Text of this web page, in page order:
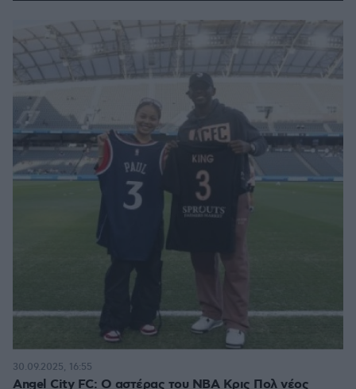
Angel City FC: Ο αστέρας του NBA Κρις Πολ νέος
30.09.2025, 16:55